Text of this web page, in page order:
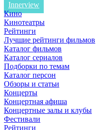
Innerview
Кино
Кинотеатры
Рейтинги
Лучшие рейтинги фильмов
Каталог фильмов
Каталог сериалов
Подборки по темам
Каталог персон
Обзоры и статьи
Концерты
Концертная афиша
Концертные залы и клубы
Фестивали
Рейтинги